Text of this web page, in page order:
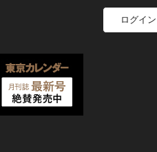
ログイン